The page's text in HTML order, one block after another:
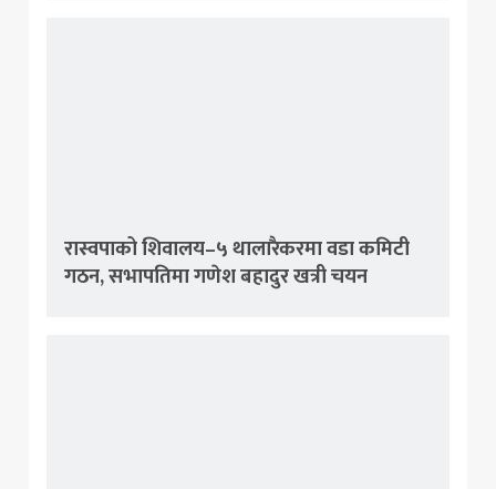
रास्वपाको शिवालय–५ थालारैकरमा वडा कमिटी
गठन, सभापतिमा गणेश बहादुर खत्री चयन